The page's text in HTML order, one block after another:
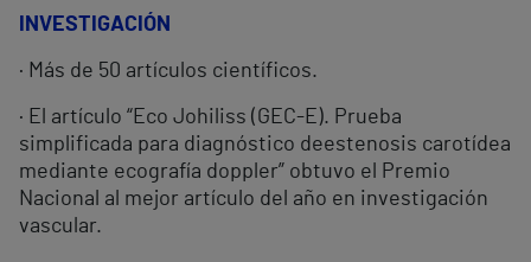
INVESTIGACIÓN
· Más de 50 artículos científicos.
· El artículo “Eco Johiliss (GEC-E). Prueba
simplificada para diagnóstico deestenosis carotídea
mediante ecografía doppler” obtuvo el Premio
Nacional al mejor artículo del año en investigación
vascular.